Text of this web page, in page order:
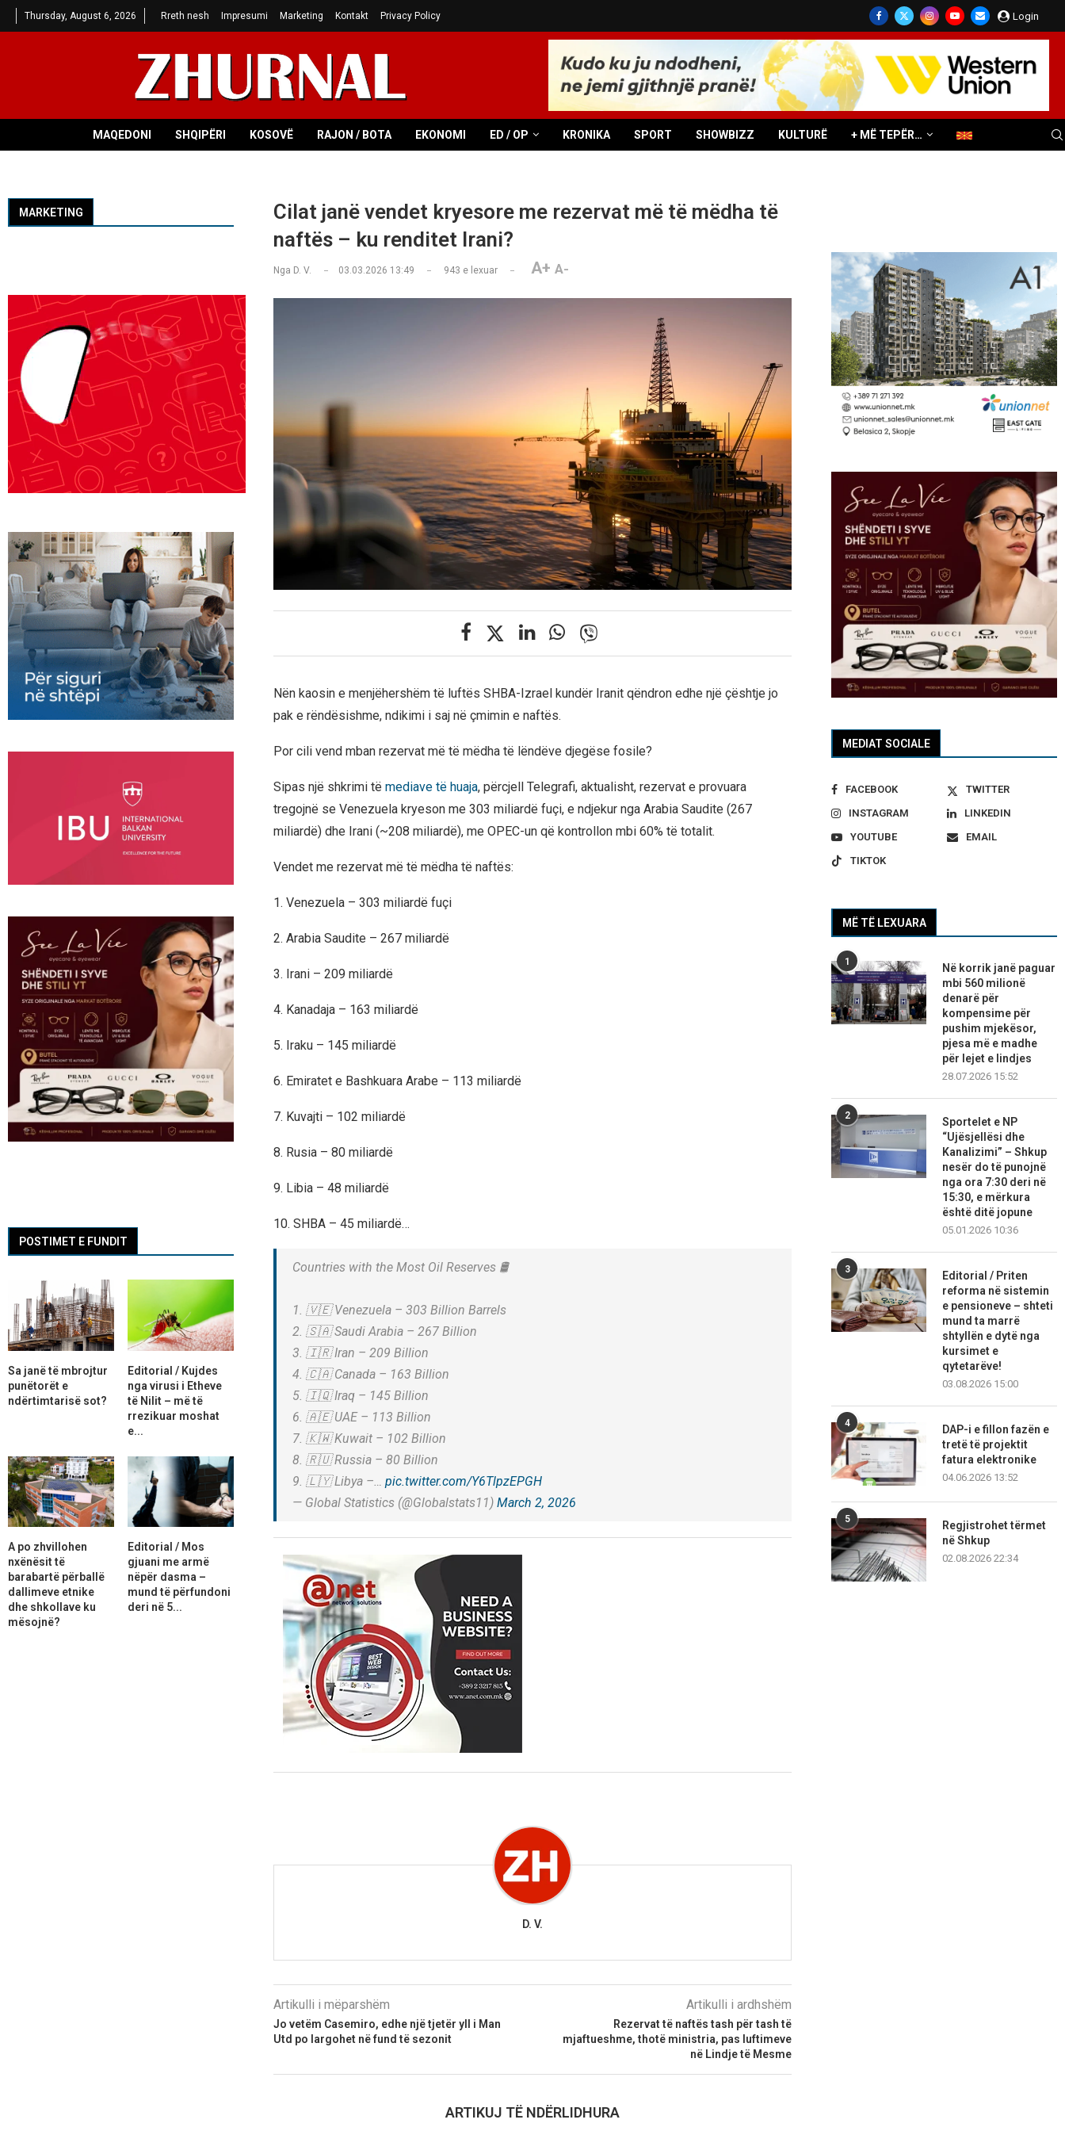
Thursday, August 6, 2026 Rreth nesh Impresumi Marketing Kontakt Privacy Policy Login
MAQEDONI SHQIPËRI KOSOVË RAJON / BOTA EKONOMI ED / OP KRONIKA SPORT SHOWBIZZ KULTURË + MË TEPËR…
Cilat janë vendet kryesore me rezervat më të mëdha të
naftës – ku renditet Irani?
Nga D. V. 03.03.2026 13:49 943 e lexuar A+ A-
Nën kaosin e menjëhershëm të luftës SHBA-Izrael kundër Iranit qëndron edhe një çështje jo
pak e rëndësishme, ndikimi i saj në çmimin e naftës.
Por cili vend mban rezervat më të mëdha të lëndëve djegëse fosile?
Sipas një shkrimi të mediave të huaja, përcjell Telegrafi, aktualisht, rezervat e provuara
tregojnë se Venezuela kryeson me 303 miliardë fuçi, e ndjekur nga Arabia Saudite (267
miliardë) dhe Irani (~208 miliardë), me OPEC-un që kontrollon mbi 60% të totalit.
Vendet me rezervat më të mëdha të naftës:
1. Venezuela – 303 miliardë fuçi
2. Arabia Saudite – 267 miliardë
3. Irani – 209 miliardë
4. Kanadaja – 163 miliardë
5. Iraku – 145 miliardë
6. Emiratet e Bashkuara Arabe – 113 miliardë
7. Kuvajti – 102 miliardë
8. Rusia – 80 miliardë
9. Libia – 48 miliardë
10. SHBA – 45 miliardë…
Countries with the Most Oil Reserves 🛢
1. 🇻🇪 Venezuela – 303 Billion Barrels
2. 🇸🇦 Saudi Arabia – 267 Billion
3. 🇮🇷 Iran – 209 Billion
4. 🇨🇦 Canada – 163 Billion
5. 🇮🇶 Iraq – 145 Billion
6. 🇦🇪 UAE – 113 Billion
7. 🇰🇼 Kuwait – 102 Billion
8. 🇷🇺 Russia – 80 Billion
9. 🇱🇾 Libya –… pic.twitter.com/Y6TlpzEPGH
— Global Statistics (@Globalstats11) March 2, 2026
D. V.
Artikulli i mëparshëm
Jo vetëm Casemiro, edhe një tjetër yll i Man
Utd po largohet në fund të sezonit
Artikulli i ardhshëm
Rezervat të naftës tash për tash të
mjaftueshme, thotë ministria, pas luftimeve
në Lindje të Mesme
ARTIKUJ TË NDËRLIDHURA
MEDIAT SOCIALE
FACEBOOK
TWITTER
INSTAGRAM
LINKEDIN
YOUTUBE
EMAIL
TIKTOK
MË TË LEXUARA
1
Në korrik janë paguar
mbi 560 milionë
denarë për
kompensime për
pushim mjekësor,
pjesa më e madhe
për lejet e lindjes
28.07.2026 15:52
2
Sportelet e NP
“Ujësjellësi dhe
Kanalizimi” – Shkup
nesër do të punojnë
nga ora 7:30 deri në
15:30, e mërkura
është ditë jopune
05.01.2026 10:36
3
Editorial / Priten
reforma në sistemin
e pensioneve – shteti
mund ta marrë
shtyllën e dytë nga
kursimet e
qytetarëve!
03.08.2026 15:00
4
DAP-i e fillon fazën e
tretë të projektit
fatura elektronike
04.06.2026 13:52
5
Regjistrohet tërmet
në Shkup
02.08.2026 22:34
MARKETING
POSTIMET E FUNDIT
Sa janë të mbrojtur
punëtorët e
ndërtimtarisë sot?
Editorial / Kujdes
nga virusi i Etheve
të Nilit – më të
rrezikuar moshat
e...
A po zhvillohen
nxënësit të
barabartë përballë
dallimeve etnike
dhe shkollave ku
mësojnë?
Editorial / Mos
gjuani me armë
nëpër dasma –
mund të përfundoni
deri në 5...